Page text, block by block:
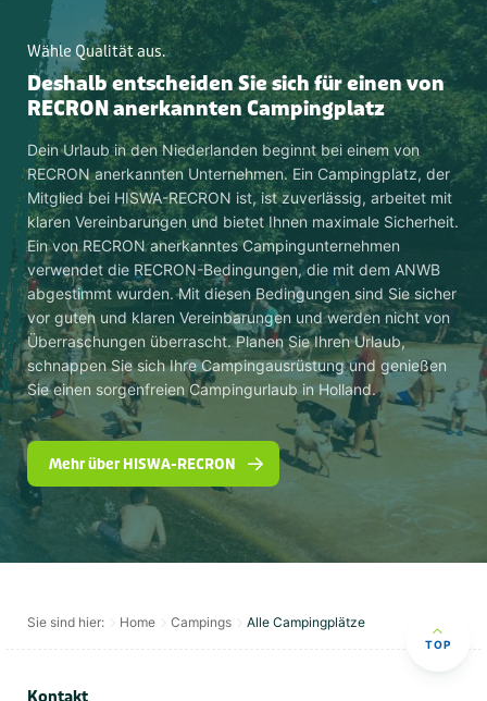
Wähle Qualität aus.
Deshalb entscheiden Sie sich für einen von
RECRON anerkannten Campingplatz
Dein Urlaub in den Niederlanden beginnt bei einem von
RECRON anerkannten Unternehmen. Ein Campingplatz, der
Mitglied bei HISWA-RECRON ist, ist zuverlässig, arbeitet mit
klaren Vereinbarungen und bietet Ihnen maximale Sicherheit.
Ein von RECRON anerkanntes Campingunternehmen
verwendet die RECRON-Bedingungen, die mit dem ANWB
abgestimmt wurden. Mit diesen Bedingungen sind Sie sicher
vor guten und klaren Vereinbarungen und werden nicht von
Überraschungen überrascht. Planen Sie Ihren Urlaub,
schnappen Sie sich Ihre Campingausrüstung und genießen
Sie einen sorgenfreien Campingurlaub in Holland.
Mehr über HISWA-RECRON
Sie sind hier: Home Campings Alle Campingplätze
TOP